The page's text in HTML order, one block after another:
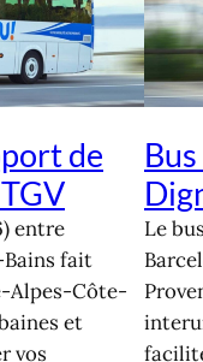
de
entre
fait
Alpes-Côte-
et
vos
Le